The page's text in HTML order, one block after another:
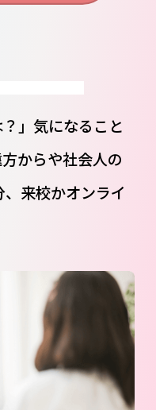
」気になること
からや社会人の
来校かオンライ